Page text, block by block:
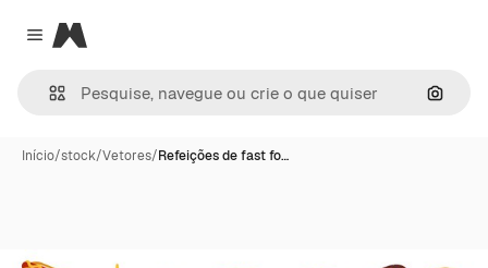
Close menu
Magnific
Início/stock/Vetores/Refeições de fast fo…